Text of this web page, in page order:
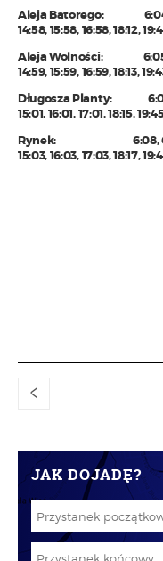
Aleja Batorego: 6:04,
14:58, 15:58, 16:58, 18:12,
Aleja Wolności: 6:05,
14:59, 15:59, 16:59, 18:13,
Długosza Planty: 6:06,
15:01, 16:01, 17:01, 18:15,
Rynek: 6:08, 6:48,
15:03, 16:03, 17:03, 18:17,
<
JAK DOJADĘ?